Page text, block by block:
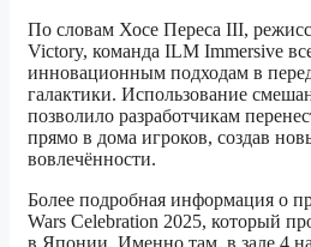
По словам Хосе Переса III,
Victory, команда ILM Immersive
инновационным подходам в
галактики. Использование
позволило разработчикам
прямо в дома игроков, создав
вовлечённости.
Более подробная информация о
Wars Celebration 2025, который
в Японии. Именно там, в зале 4